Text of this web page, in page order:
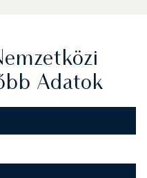
Adatok